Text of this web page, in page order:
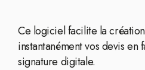
Ce logiciel facilite la
instantanément vos devis en
signature digitale.